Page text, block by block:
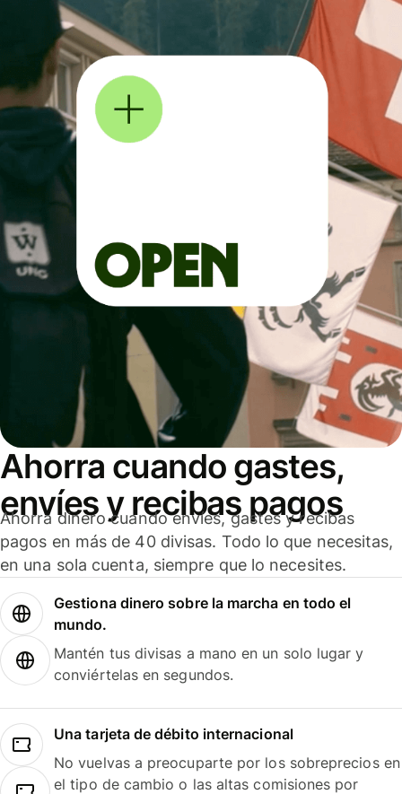
Ahorra cuando gastes,
envíes y recibas pagos
Ahorra dinero cuando envíes, gastes y recibas
pagos en más de 40 divisas. Todo lo que necesitas,
en una sola cuenta, siempre que lo necesites.
Gestiona dinero sobre la marcha en todo el
mundo.
Mantén tus divisas a mano en un solo lugar y
conviértelas en segundos.
Una tarjeta de débito internacional
No vuelvas a preocuparte por los sobreprecios en
el tipo de cambio o las altas comisiones por